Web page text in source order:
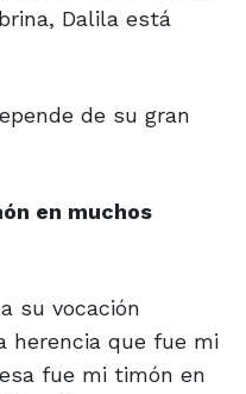
Dalila está
de su gran
en muchos
su vocación
herencia que fue mi
fue mi timón en